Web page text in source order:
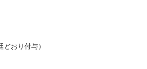
どおり付与）